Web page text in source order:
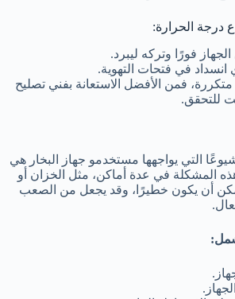
درجة الحرارة:
فورًا وتركه ليبرد.
في فتحات التهوية.
متكررة، فمن الأفضل الاستعانة بفني تصليح
للتحقق.
التي يواجهها مستخدمو جهاز البخار هي
المشكلة في عدة أماكن، مثل الخزان أو
يمكن أن يكون خطيرًا، وقد يجعل من الصعب